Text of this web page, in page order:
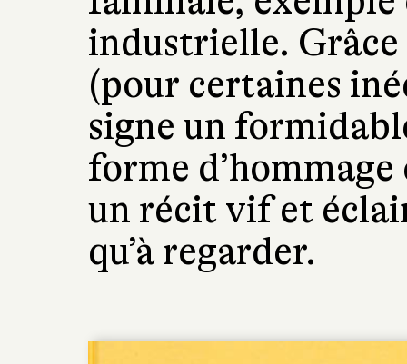
industrielle.
(pour certaines
signe un
forme
un récit vif et
qu’à regarder.